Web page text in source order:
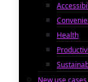
Health